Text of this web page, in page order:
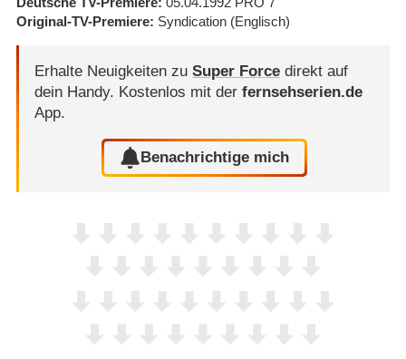
Original-TV-Premiere Syndication (Englisch)
Erhalte Neuigkeiten zu Super Forcedirekt auf
dein Handy. Kostenlos mit der fernsehserien.de
App.
Benachrichtige mich